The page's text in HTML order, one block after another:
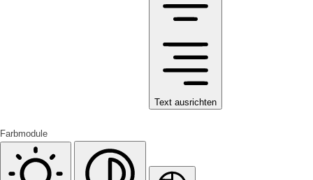
Text ausrichten
Farbmodule